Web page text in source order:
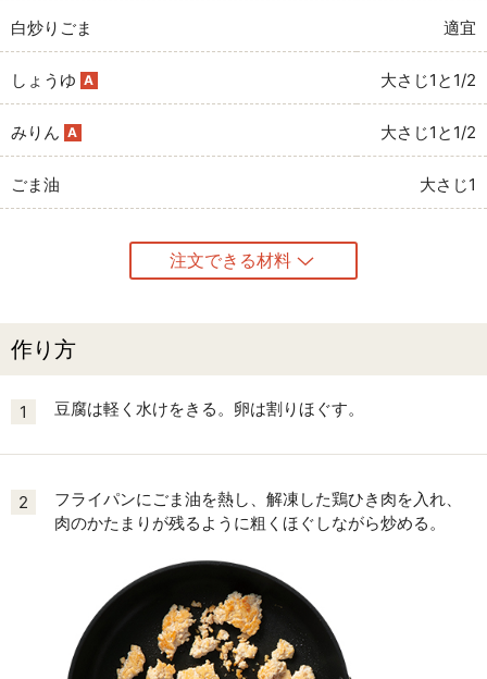
白炒りごま 適宜
しょうゆ A 大さじ1と1/2
みりん A 大さじ1と1/2
ごま油 大さじ1
注文できる材料
作り方
1 豆腐は軽く水けをきる。卵は割りほぐす。
2
フライパンにごま油を熱し、解凍した鶏ひき肉を入れ、
肉のかたまりが残るように粗くほぐしながら炒める。